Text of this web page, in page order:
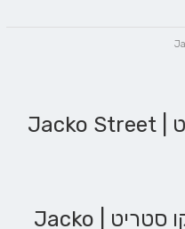
0 גלריות תמונות של ג׳קו סטריט | Jacko